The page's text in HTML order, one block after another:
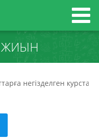
негізделген курстар